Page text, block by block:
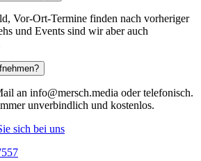
Vor-Ort-Termine finden nach vorheriger
und Events sind wir aber auch
an info@mersch.media oder telefonisch.
unverbindlich und kostenlos.
sich bei uns